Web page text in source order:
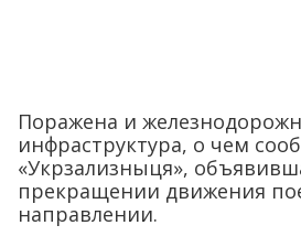
Поражена и
инфраструктура, о чем
«Укрзализныця»,
прекращении движения
направлении.